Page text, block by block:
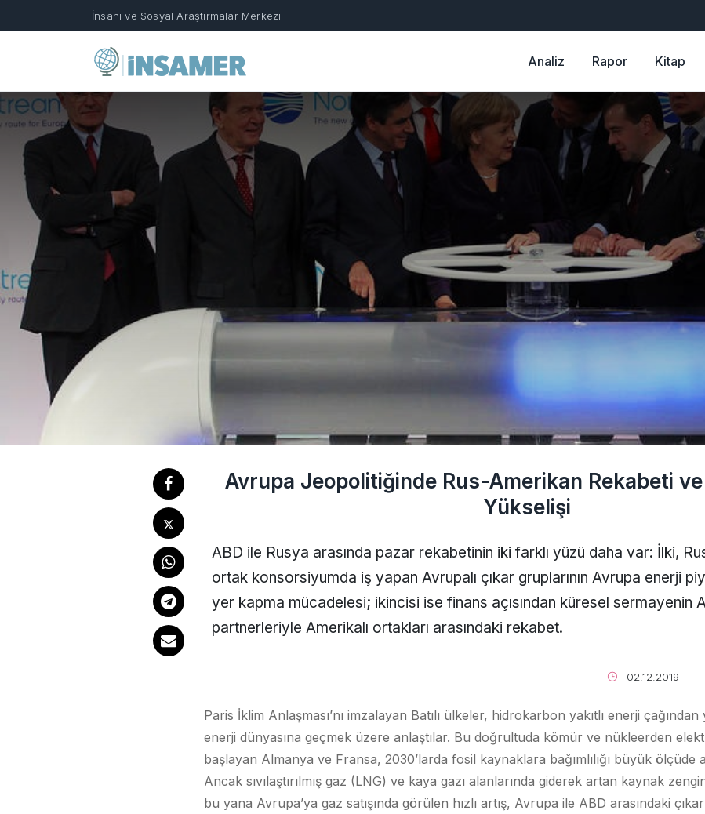
İnsani ve Sosyal Araştırmalar Merkezi
Analiz Rapor Kitap
Avrupa Jeopolitiğinde Rus-Amerikan Rekabeti ve
Yükselişi
ABD ile Rusya arasında pazar rekabetinin iki farklı yüzü daha var: İlki,
ortak konsorsiyumda iş yapan Avrupalı çıkar gruplarının Avrupa enerji
yer kapma mücadelesi; ikincisi ise finans açısından küresel sermayenin
partnerleriyle Amerikalı ortakları arasındaki rekabet.
02.12.2019
Paris İklim Anlaşması’nı imzalayan Batılı ülkeler, hidrokarbon yakıtlı enerji
enerji dünyasına geçmek üzere anlaştılar. Bu doğrultuda kömür ve nükleerden
başlayan Almanya ve Fransa, 2030’larda fosil kaynaklara bağımlılığı büyük ölçüde
Ancak sıvılaştırılmış gaz (LNG) ve kaya gazı alanlarında giderek artan kaynak
bu yana Avrupa’ya gaz satışında görülen hızlı artış, Avrupa ile ABD arasındaki